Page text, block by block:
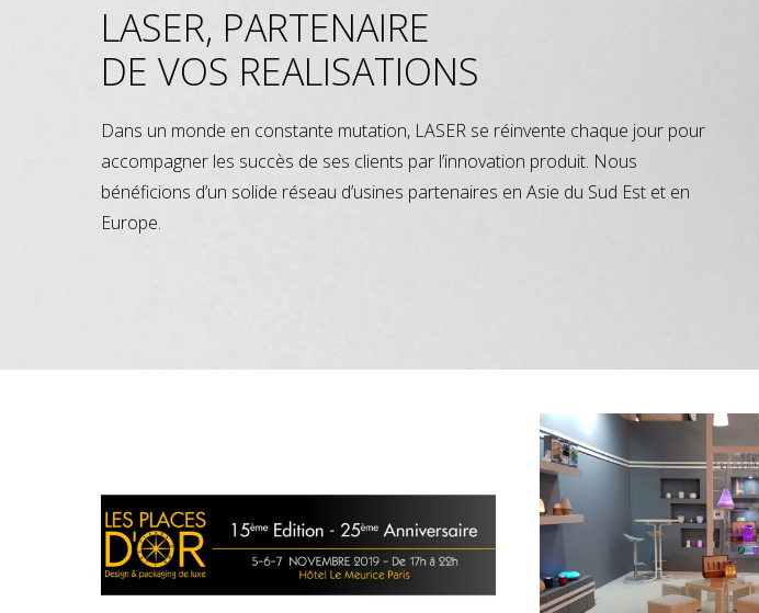
LASER, PARTENAIRE
DE VOS REALISATIONS
Dans un monde en constante mutation, LASER se réinvente chaque jour pour
accompagner les succès de ses clients par l’innovation produit. Nous
bénéficions d’un solide réseau d’usines partenaires en Asie du Sud Est et en
Europe.